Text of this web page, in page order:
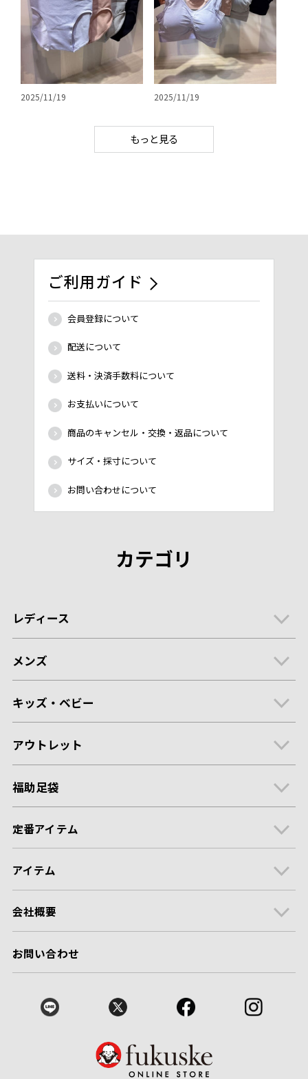
2025/11/19 2025/11/19
もっと見る
ご利用ガイド
会員登録について
配送について
送料・決済手数料について
お支払いについて
商品のキャンセル・交換・返品について
サイズ・採寸について
お問い合わせについて
カテゴリ
レディース
メンズ
キッズ・ベビー
アウトレット
福助足袋
定番アイテム
アイテム
会社概要
お問い合わせ